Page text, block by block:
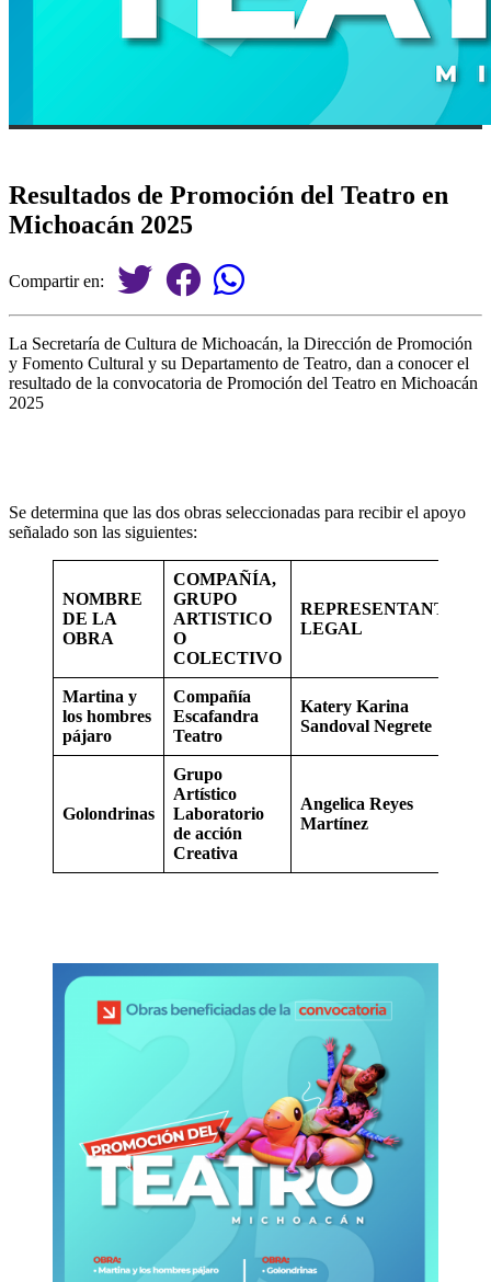
Resultados de Promoción del Teatro en
Michoacán 2025
Compartir en:
La Secretaría de Cultura de Michoacán, la Dirección de Promoción
y Fomento Cultural y su Departamento de Teatro, dan a conocer el
resultado de la convocatoria de Promoción del Teatro en Michoacán
2025
Se determina que las dos obras seleccionadas para recibir el apoyo
señalado son las siguientes:
NOMBRE
DE LA
OBRA
COMPAÑÍA,
GRUPO
ARTISTICO
O
COLECTIVO
REPRESENTANTE
LEGAL
Martina y
los hombres
pájaro
Compañía
Escafandra
Teatro
Katery Karina
Sandoval Negrete
Golondrinas
Grupo
Artístico
Laboratorio
de acción
Creativa
Angelica Reyes
Martínez